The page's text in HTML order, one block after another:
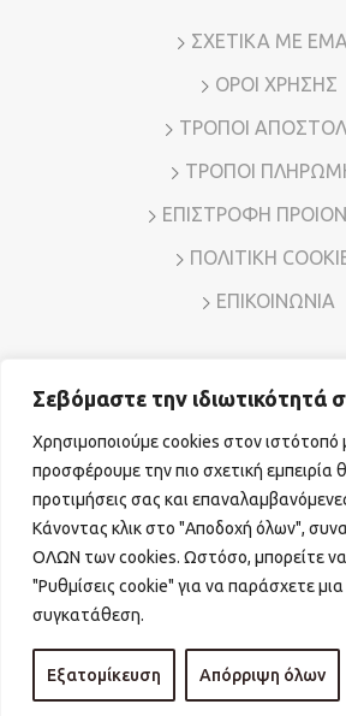
Σεβόμαστε την ιδιωτικότητά
Χρησιμοποιούμε cookies στον ιστότοπό
προσφέρουμε την πιο σχετική εμπειρία
προτιμήσεις σας και
Κάνοντας κλικ στο "Αποδοχή όλων",
ΟΛΩΝ των cookies. Ωστόσο, μπορείτε να
"Ρυθμίσεις cookie" για να παράσχετε
συγκατάθεση.
Εξατομίκευση Απόρριψη όλων
ΣΧΕΤΙΚΑ ΜΕ
ΟΡΟΙ ΧΡΗΣΗΣ
ΤΡΟΠΟΙ
ΤΡΟΠΟΙ
ΕΠΙΣΤΡΟΦΗ
ΠΟΛΙΤΙΚΗ
ΕΠΙΚΟΙΝΩΝΙΑ
Διεύθυνση: Λ. Μεσογείων 7,
Τηλ. Επικοινωνίας:
210 7794780 E-mail:
Facebook
© Copyright 2026 vr-jewels.gr|